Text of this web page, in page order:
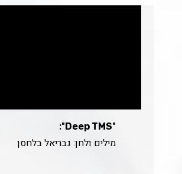
"
Deep TMS
":
מילים ולחן: גבריאל בלחסן